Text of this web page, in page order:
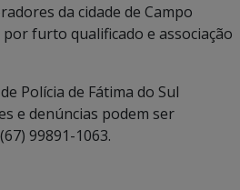
da cidade de Campo
furto qualificado e associação
Polícia de Fátima do Sul
e denúncias podem ser
99891-1063.